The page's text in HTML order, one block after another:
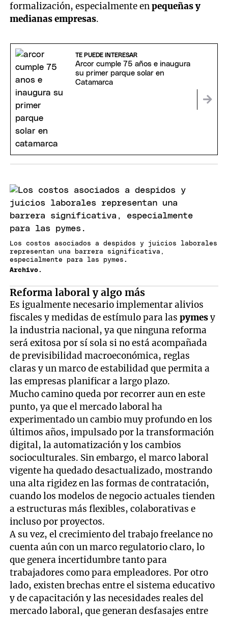
formalización, especialmente enpequeñas y
medianas empresas.
TE PUEDE INTERESAR
Arcor cumple 75 años e inaugura
su primer parque solar en
Catamarca
Los costos asociados a despidos y juicios laborales
representan una barrera significativa,
especialmente para las pymes .
Archivo.
Reforma laboral y algo más
Es igualmente necesario implementar alivios
fiscales y medidas de estímulo para laspymesy
la industria nacional, ya que ninguna reforma
será exitosa por sí sola si no está acompañada
de previsibilidad macroeconómica, reglas
claras y un marco de estabilidad que permita a
las empresas planificar a largo plazo.
Mucho camino queda por recorrer aun en este
punto, ya que el mercado laboral ha
experimentado un cambio muy profundo en los
últimos años, impulsado por la transformación
digital, la automatización y los cambios
socioculturales. Sin embargo, el marco laboral
vigente ha quedado desactualizado, mostrando
una alta rigidez en las formas de contratación,
cuando los modelos de negocio actuales tienden
a estructuras más flexibles, colaborativas e
incluso por proyectos.
A su vez, el crecimiento del trabajo freelance no
cuenta aún con un marco regulatorio claro, lo
que genera incertidumbre tanto para
trabajadores como para empleadores. Por otro
lado, existen brechas entre el sistema educativo
y de capacitación y las necesidades reales del
mercado laboral, que generan desfasajes entre